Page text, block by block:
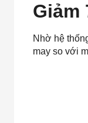
Giảm
Nhờ hệ
may so với